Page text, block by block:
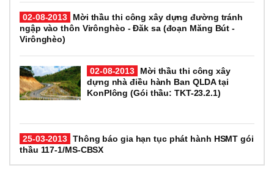
02-08-2013
Mời thầu thi công xây dựng đường tránh
ngập vào thôn Virônghèo - Đăk sa (đoạn Măng Bút -
Virônghèo)
02-08-2013
Mời thầu thi công xây
dựng nhà điều hành Ban QLDA tại
KonPlông (Gói thầu: TKT-23.2.1)
25-03-2013 Thông báo gia hạn tục phát hành HSMT gói
thầu 117-1/MS-CBSX